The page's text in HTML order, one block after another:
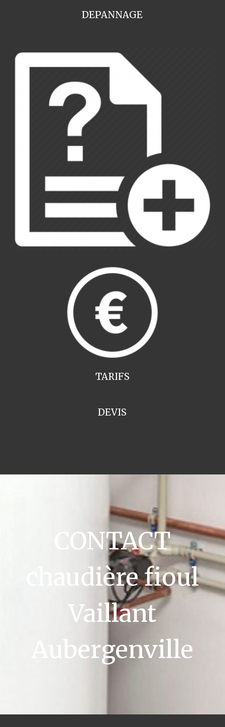
DEPANNAGE
TARIFS
DEVIS
CONTACT
chaudière fioul
Vaillant
Aubergenville